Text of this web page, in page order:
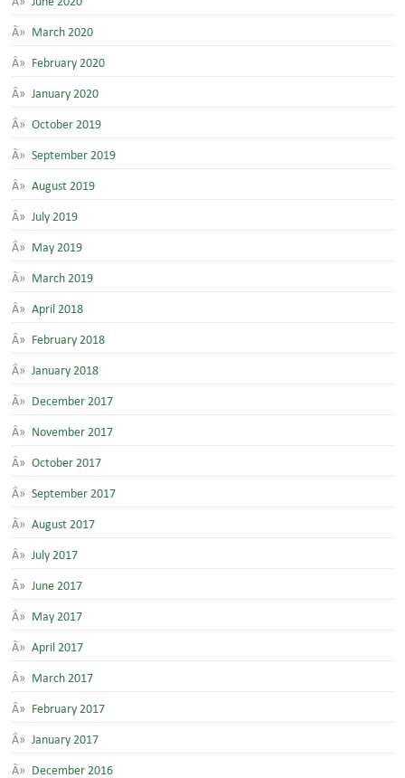
March 2020
February 2020
January 2020
October 2019
September 2019
August 2019
July 2019
May 2019
March 2019
April 2018
February 2018
January 2018
December 2017
November 2017
October 2017
September 2017
August 2017
July 2017
June 2017
May 2017
April 2017
March 2017
February 2017
January 2017
December 2016